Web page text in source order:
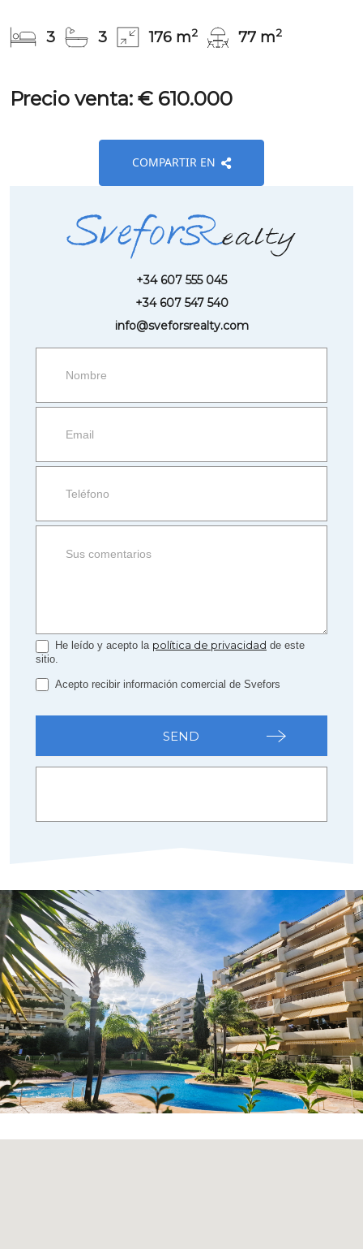
3 3 176 m2 77 m2
Precio venta: € 610.000
COMPARTIR EN
+34 607 555 045
+34 607 547 540
info@sveforsrealty.com
more
information
Property
side
Form
He leído y acepto la política de privacidad de este
sitio.
Acepto recibir información comercial de Svefors
SEND